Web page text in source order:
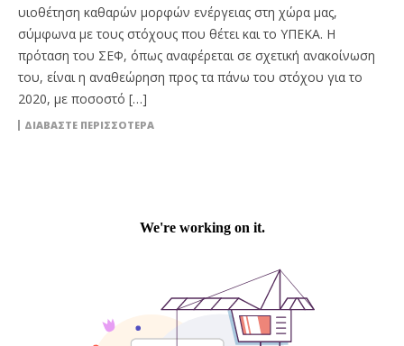
υιοθέτηση καθαρών μορφών ενέργειας στη χώρα μας,
σύμφωνα με τους στόχους που θέτει και το ΥΠΕΚΑ. Η
πρόταση του ΣΕΦ, όπως αναφέρεται σε σχετική ανακοίνωση
του, είναι η αναθεώρηση προς τα πάνω του στόχου για το
2020, με ποσοστό […]
ΔΙΑΒΆΣΤΕ ΠΕΡΙΣΣΌΤΕΡΑ